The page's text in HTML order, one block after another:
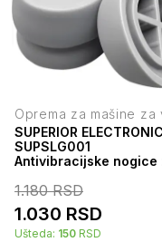
Oprema za mašine za
SUPERIOR
SUPSLG001
Antivibracijske nogice
4 kom.
1.180RSD
1.030 RSD
Ušteda: 150 RSD